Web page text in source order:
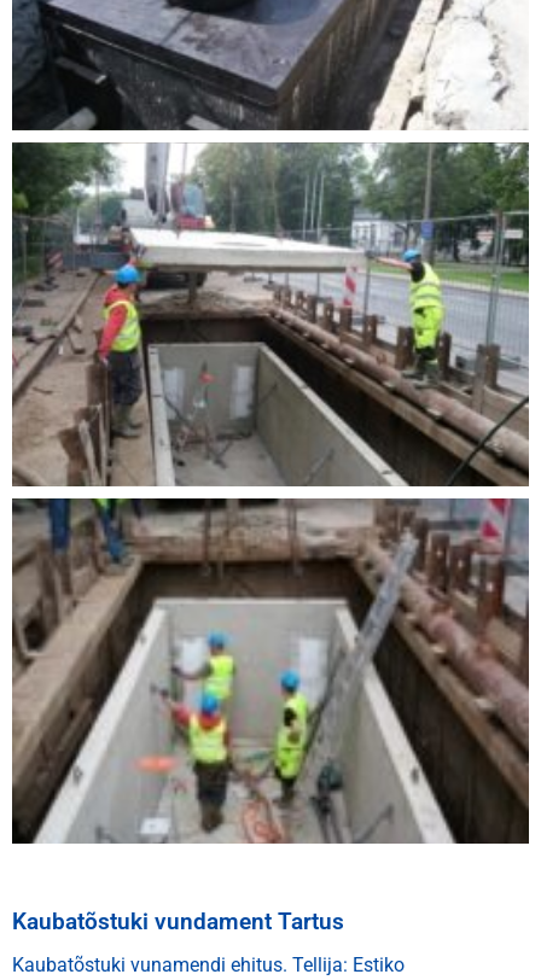
Kaubatõstuki vundament Tartus
Kaubatõstuki vunamendi ehitus. Tellija: Estiko